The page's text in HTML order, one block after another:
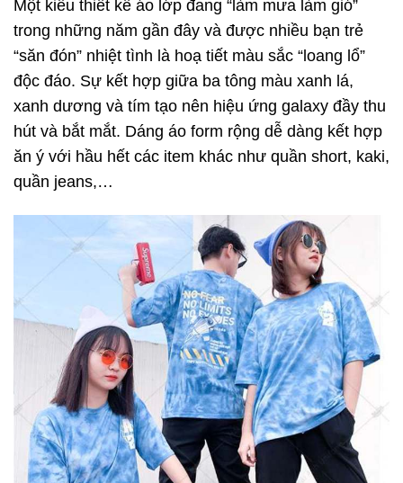
Một kiểu thiết kế áo lớp đang “làm mưa làm gió”
trong những năm gần đây và được nhiều bạn trẻ
“săn đón” nhiệt tình là hoạ tiết màu sắc “loang lổ”
độc đáo. Sự kết hợp giữa ba tông màu xanh lá,
xanh dương và tím tạo nên hiệu ứng galaxy đầy thu
hút và bắt mắt. Dáng áo form rộng dễ dàng kết hợp
ăn ý với hầu hết các item khác như quần short, kaki,
quần jeans,…